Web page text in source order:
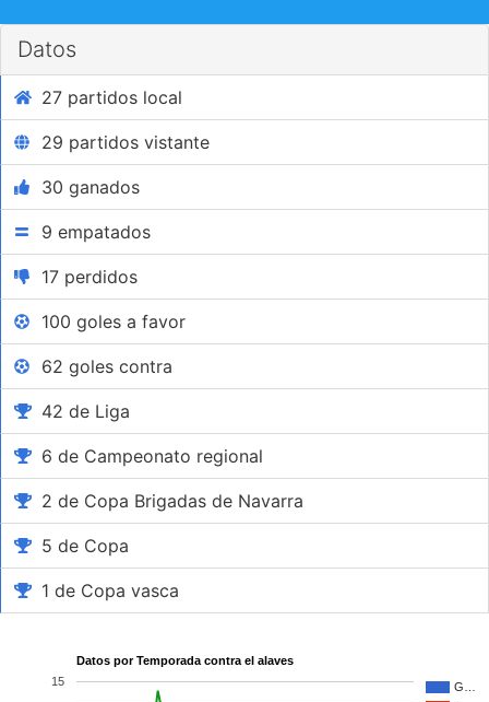
Datos
27 partidos local
29 partidos vistante
30 ganados
9 empatados
17 perdidos
100 goles a favor
62 goles contra
42 de Liga
6 de Campeonato regional
2 de Copa Brigadas de Navarra
5 de Copa
1 de Copa vasca
Datos por Temporada contra el alaves
G…
15